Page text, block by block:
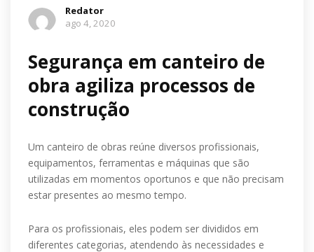
Redator
ago 4, 2020
Segurança em canteiro de
obra agiliza processos de
construção
Um canteiro de obras reúne diversos profissionais,
equipamentos, ferramentas e máquinas que são
utilizadas em momentos oportunos e que não precisam
estar presentes ao mesmo tempo.
Para os profissionais, eles podem ser divididos em
diferentes categorias, atendendo às necessidades e